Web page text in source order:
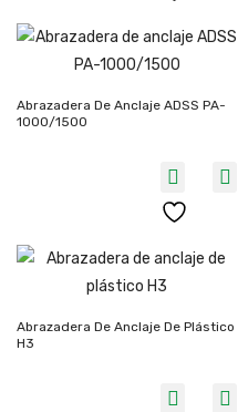
Abrazadera De Anclaje ADSS PA-
1000/1500
Abrazadera De Anclaje De Plástico
H3